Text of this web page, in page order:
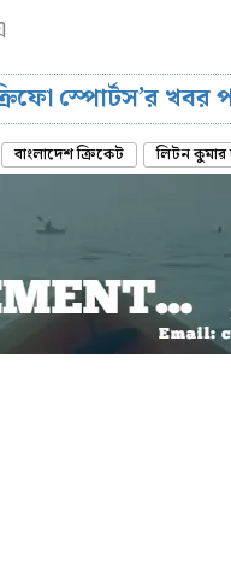
স্পোর্টস’র
বাংলাদেশ ক্রিকেট লিটন কুমার